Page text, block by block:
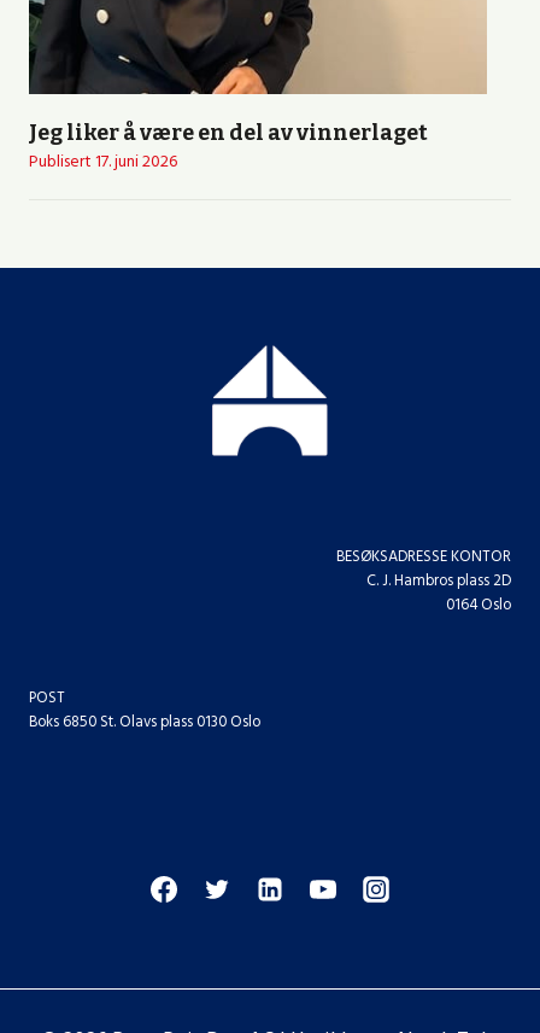
Jeg liker å være en del av vinnerlaget
Publisert17. juni 2026
BESØKSADRESSE KONTOR
C. J. Hambros plass 2D
0164 Oslo
POST
Boks 6850 St. Olavs plass 0130 Oslo